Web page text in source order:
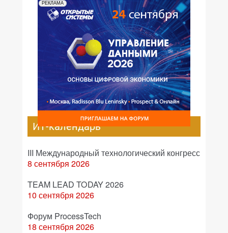
РЕКЛАМА
ИТ-календарь
III Международный технологический конгресс
8 сентября 2026
TEAM LEAD TODAY 2026
10 сентября 2026
Форум ProcessTech
18 сентября 2026